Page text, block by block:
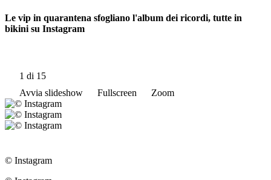
Le vip in quarantena sfogliano l'album dei ricordi, tutte in
bikini su Instagram
1 di 15
Avvia slideshow
Fullscreen Zoom
© Instagram